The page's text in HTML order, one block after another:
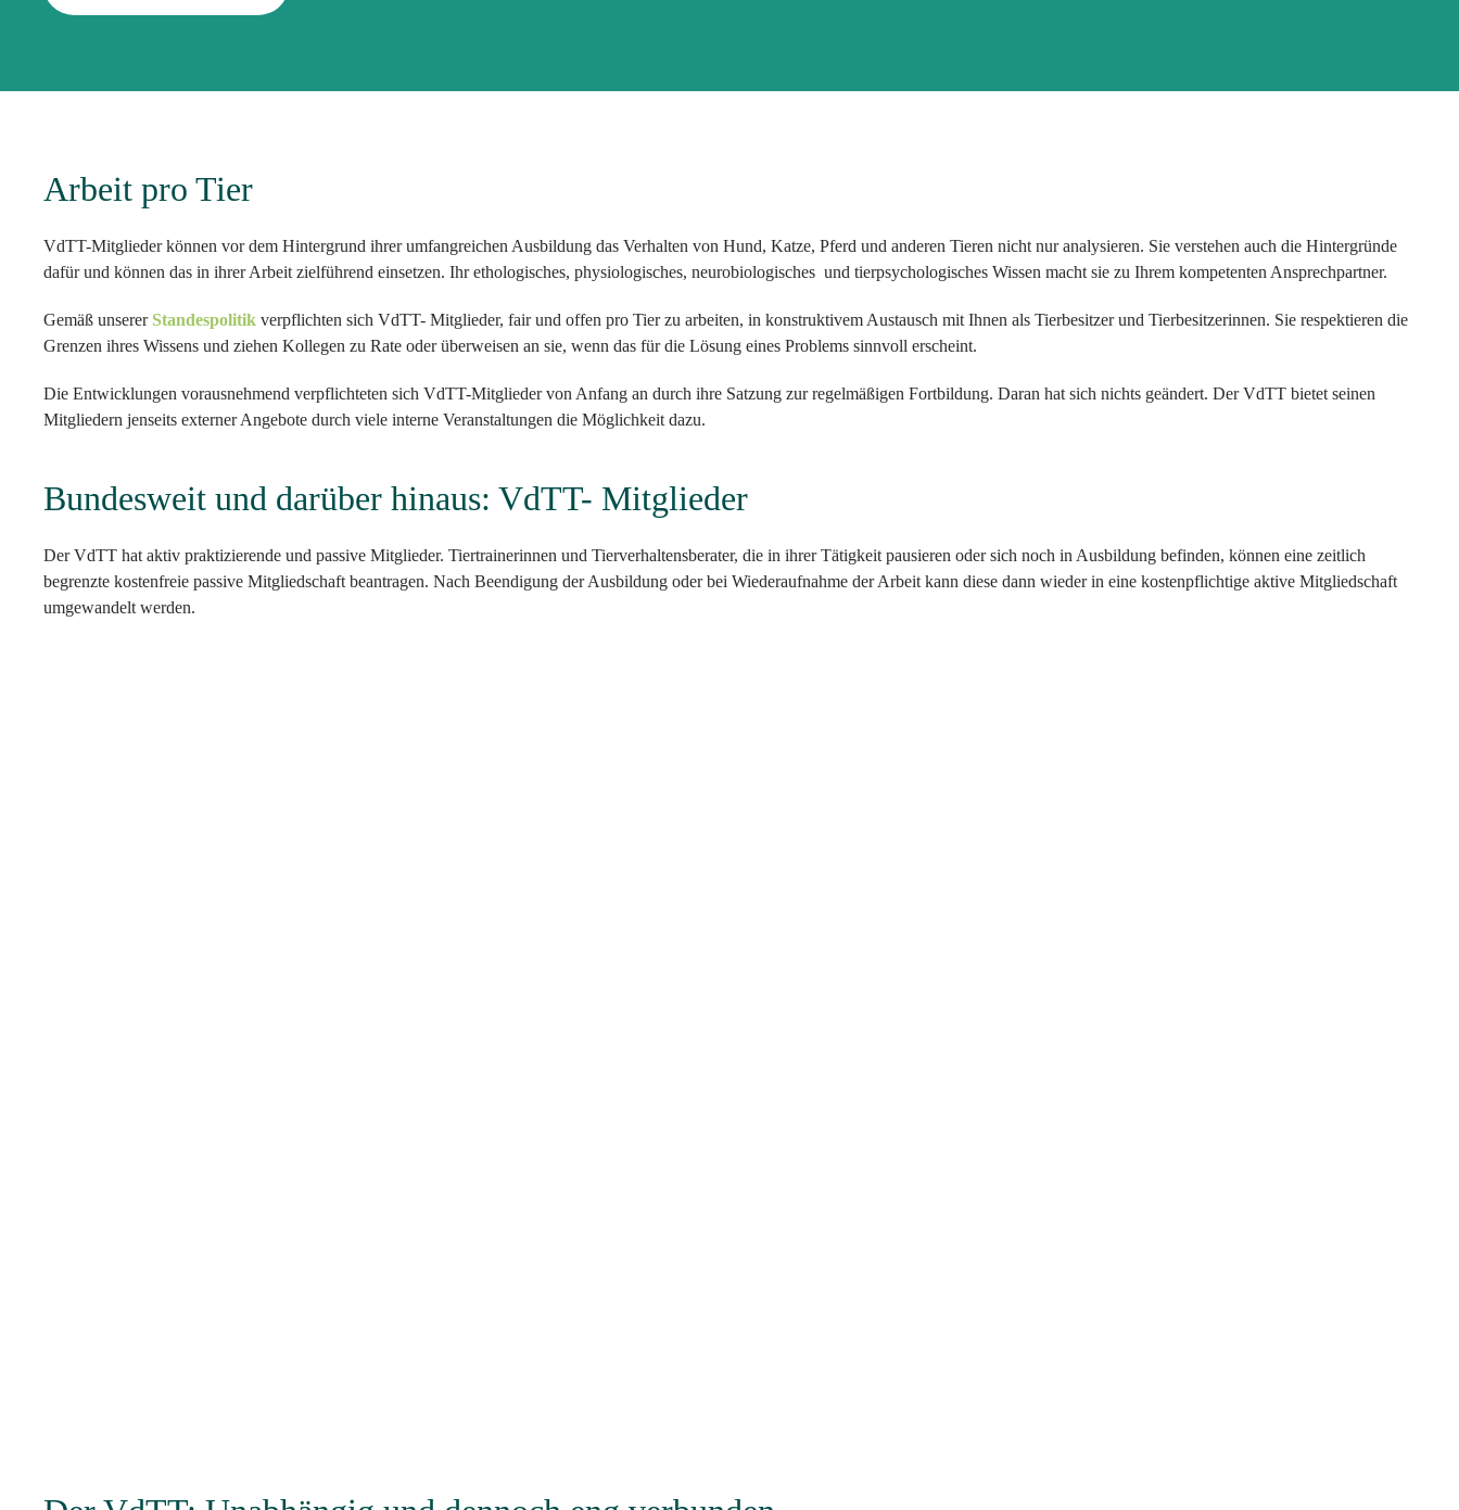
Arbeit pro Tier
VdTT-Mitglieder können vor dem Hintergrund ihrer umfangreichen Ausbildung das Verhalten von Hund, Katze, Pferd und anderen Tieren nicht nur analysieren. Sie verstehen auch die Hintergründe
dafür und können das in ihrer Arbeit zielführend einsetzen. Ihr ethologisches, physiologisches, neurobiologisches und tierpsychologisches Wissen macht sie zu Ihrem kompetenten Ansprechpartner.
Gemäß unserer Standespolitik verpflichten sich VdTT- Mitglieder, fair und offen pro Tier zu arbeiten, in konstruktivem Austausch mit Ihnen als Tierbesitzer und Tierbesitzerinnen. Sie respektieren die
Grenzen ihres Wissens und ziehen Kollegen zu Rate oder überweisen an sie, wenn das für die Lösung eines Problems sinnvoll erscheint.
Die Entwicklungen vorausnehmend verpflichteten sich VdTT-Mitglieder von Anfang an durch ihre Satzung zur regelmäßigen Fortbildung. Daran hat sich nichts geändert. Der VdTT bietet seinen
Mitgliedern jenseits externer Angebote durch viele interne Veranstaltungen die Möglichkeit dazu.
Bundesweit und darüber hinaus: VdTT- Mitglieder
Der VdTT hat aktiv praktizierende und passive Mitglieder. Tiertrainerinnen und Tierverhaltensberater, die in ihrer Tätigkeit pausieren oder sich noch in Ausbildung befinden, können eine zeitlich
begrenzte kostenfreie passive Mitgliedschaft beantragen. Nach Beendigung der Ausbildung oder bei Wiederaufnahme der Arbeit kann diese dann wieder in eine kostenpflichtige aktive Mitgliedschaft
umgewandelt werden.